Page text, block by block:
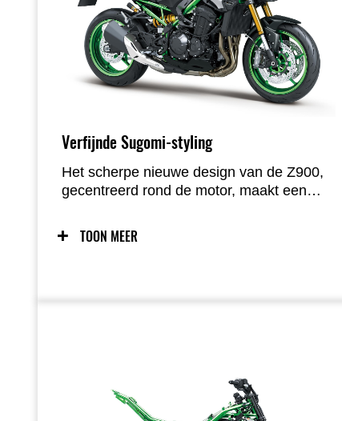
Verfijnde Sugomi-styling
Het scherpe nieuwe design van de Z900,
gecentreerd rond de motor, maakt een
nauwsluitende bodypanelen worden
aangevuld met metalen accenten, wat
TOON MEER